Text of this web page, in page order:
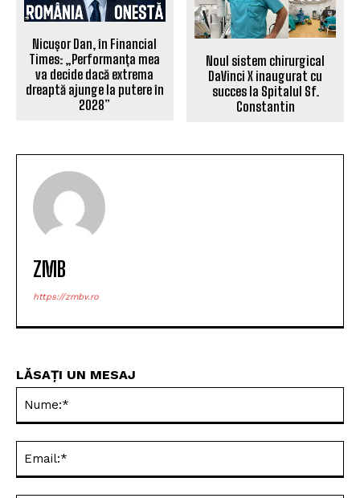
Nicușor Dan, în Financial
Times: „Performanța mea
va decide dacă extrema
dreaptă ajunge la putere în
2028”
Noul sistem chirurgical
DaVinci X inaugurat cu
succes la Spitalul Sf.
Constantin
ZMB
https://zmbv.ro
LĂSAȚI UN MESAJ